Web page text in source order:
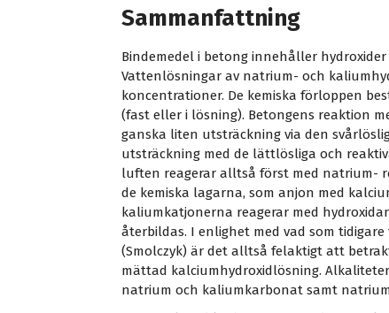
Sammanfattning
Bindemedel i betong innehåller
Vattenlösningar av natrium- och
koncentrationer. De kemiska förloppen
(fast eller i lösning). Betongens reaktion
ganska liten utsträckning via den
utsträckning med de lättlösliga och
luften reagerar alltså först med natrium-
de kemiska lagarna, som anjon med
kaliumkatjonerna reagerar med
återbildas. I enlighet med vad som
(Smolczyk) är det alltså felaktigt att
mättad kalciumhydroxidlösning.
natrium och kaliumkarbonat samt